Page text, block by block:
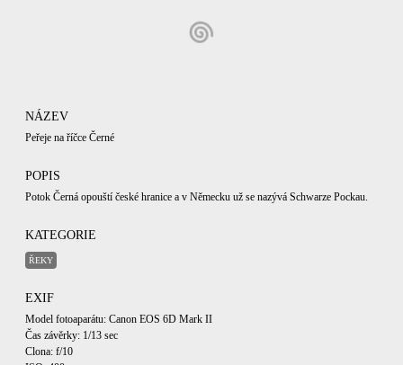
NÁZEV
Peřeje na říčce Černé
POPIS
Potok Černá opouští české hranice a v Německu už se nazývá Schwarze Pockau.
KATEGORIE
ŘEKY
EXIF
Model fotoaparátu: Canon EOS 6D Mark II
Čas závěrky: 1/13 sec
Clona: f/10